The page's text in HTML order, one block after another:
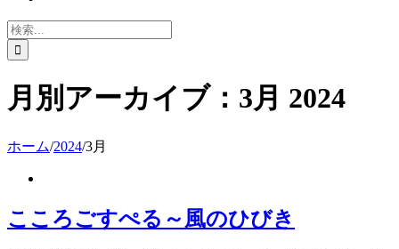
検
索
…
月別アーカイブ： 3月 2024
ホーム/2024/3月
こころごすぺる～風のひびき